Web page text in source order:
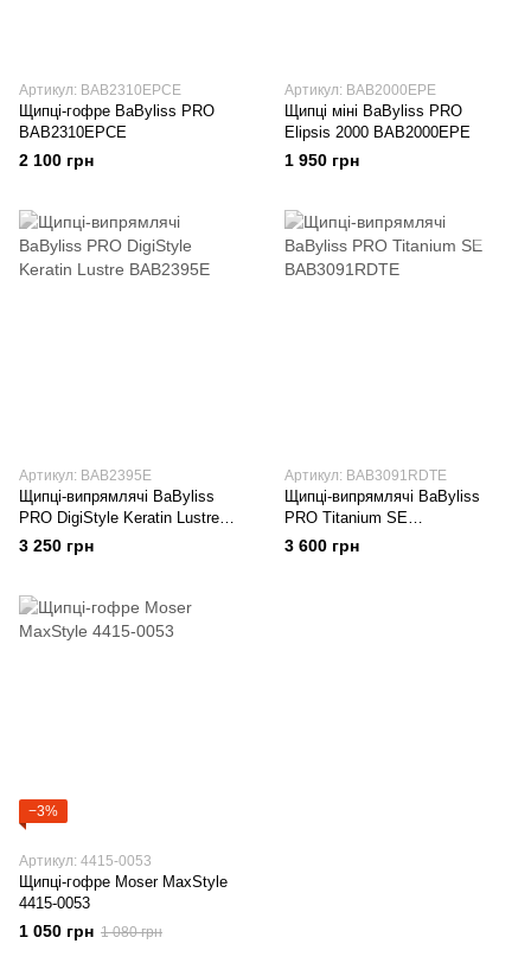
Артикул: BAB2310EPCE
Щипці-гофре BaByliss PRO
BAB2310EPCE
2 100 грн
Артикул: BAB2000EPE
Щипці міні BaByliss PRO
Elipsis 2000 BAB2000EPE
1 950 грн
Артикул: BAB2395E
Щипці-випрямлячі BaByliss
PRO DigiStyle Keratin Lustre
BAB2395E
3 250 грн
Артикул: BAB3091RDTE
Щипці-випрямлячі BaByliss
PRO Titanium SE
BAB3091RDTE
3 600 грн
−3%
Артикул: 4415-0053
Щипці-гофре Moser MaxStyle
4415-0053
1 050 грн 1 080 грн